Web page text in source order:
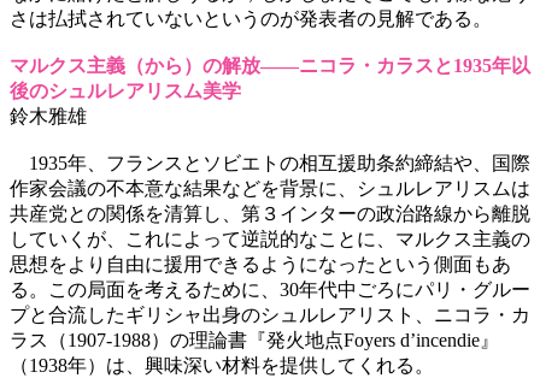
さは払拭されていないというのが発表者の見解である。
マルクス主義（から）の解放――ニコラ・カラスと1935年以
後のシュルレアリスム美学
鈴木雅雄
1935年、フランスとソビエトの相互援助条約締結や、国際
作家会議の不本意な結果などを背景に、シュルレアリスムは
共産党との関係を清算し、第３インターの政治路線から離脱
していくが、これによって逆説的なことに、マルクス主義の
思想をより自由に援用できるようになったという側面もあ
る。この局面を考えるために、30年代中ごろにパリ・グルー
プと合流したギリシャ出身のシュルレアリスト、ニコラ・カ
ラス（1907-1988）の理論書『発火地点Foyers d’incendie』
（1938年）は、興味深い材料を提供してくれる。